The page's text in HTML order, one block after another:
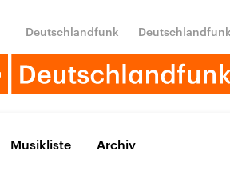
Deutschlandfunk
Musikliste Archiv